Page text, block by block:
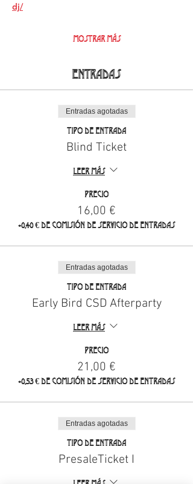
dj/
Mostrar más
Entradas
Entradas agotadas
Tipo de entrada
Blind Ticket
Leer más
Precio
16,00 €
+0,40 € de comisión de servicio de entradas
Entradas agotadas
Tipo de entrada
Early Bird CSD Afterparty
Leer más
Precio
21,00 €
+0,53 € de comisión de servicio de entradas
Entradas agotadas
Tipo de entrada
PresaleTicket I